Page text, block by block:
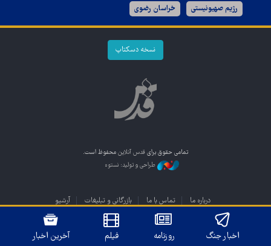
رژیم صهیونیستی خراسان رضوی
نسخه دسکتاپ
تمامی حقوق برای قدس آنلاین محفوظ است.
طراحی و تولید: نستوه
درباره ما تماس با ما بازرگانی و تبلیغات آرشیو
اخبار جنگ روزنامه فیلم آخرین اخبار